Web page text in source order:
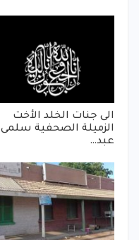
الى جنات الخلد الأخت
الزميلة الصحفية سلمى
عبد…